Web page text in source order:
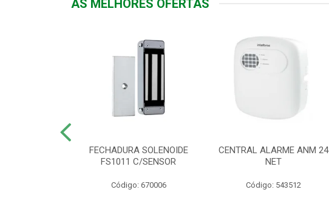
AS MELHORES OFERTAS
FECHADURA SOLENOIDE
FS1011 C/SENSOR
Código: 670006
CENTRAL ALARME ANM 24
NET
Código: 543512